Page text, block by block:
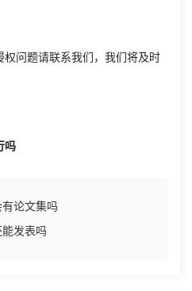
问题请联系我们，我们将及时
吗
论文集吗
发表吗